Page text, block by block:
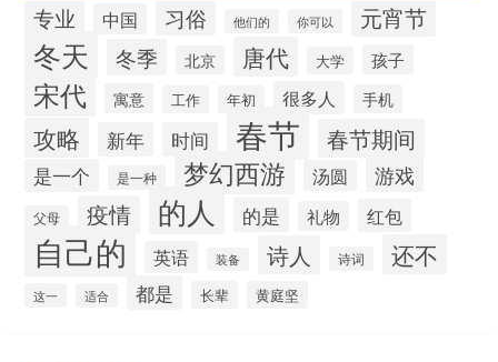
专业 中国 习俗 他们的 你可以 元宵节
冬天 冬季 北京 唐代 大学 孩子
宋代 寓意 工作 年初 很多人 手机
攻略 新年 时间 春节 春节期间
是一个 是一种 梦幻西游 汤圆 游戏
父母 疫情 的人 的是 礼物 红包
自己的 英语 装备 诗人 诗词 还不
这一 适合 都是 长辈 黄庭坚